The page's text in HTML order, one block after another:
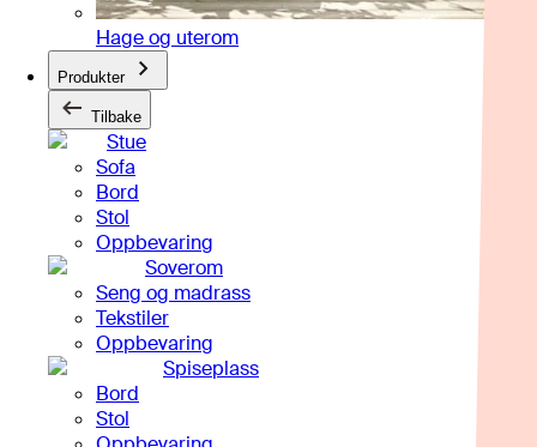
Hage og uterom
Produkter
Tilbake
Stue
Sofa
Bord
Stol
Oppbevaring
Soverom
Seng og madrass
Tekstiler
Oppbevaring
Spiseplass
Bord
Stol